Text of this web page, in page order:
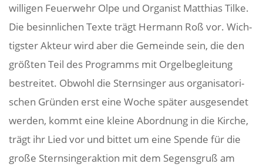
wil­ligen Feuer­wehr Olpe und Orga­nist Matthias Tilke.
Die besinn­li­chen Texte trägt Hermann Roß vor. Wich­
tigster Akteur wird aber die Gemeinde sein, die den
größten Teil des Programms mit Orgel­be­glei­tung
bestreitet. Obwohl die Stern­singer aus orga­ni­sa­to­ri­
schen Gründen erst eine Woche später ausge­sendet
werden, kommt eine kleine Abord­nung in die Kirche,
trägt ihr Lied vor und bittet um eine Spende für die
große Stern­sin­ger­ak­tion mit dem Segens­gruß am